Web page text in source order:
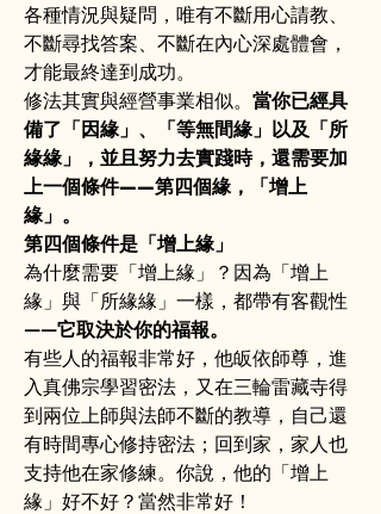
各種情況與疑問，唯有不斷用心請教、
不斷尋找答案、不斷在內心深處體會，
才能最終達到成功。
修法其實與經營事業相似。 當你已經具
備了「因緣」、「等無間緣」以及「所
緣緣」，並且努力去實踐時，還需要加
上一個條件——第四個緣，「增上
緣」。
第四個條件是「增上緣」
為什麼需要「增上緣」？因為「增上
緣」與「所緣緣」一樣，都帶有客觀性
——它取決於你的福報。
有些人的福報非常好，他皈依師尊，進
入真佛宗學習密法，又在三輪雷藏寺得
到兩位上師與法師不斷的教導，自己還
有時間專心修持密法；回到家，家人也
支持他在家修練。你說，他的「增上
緣」好不好？當然非常好！